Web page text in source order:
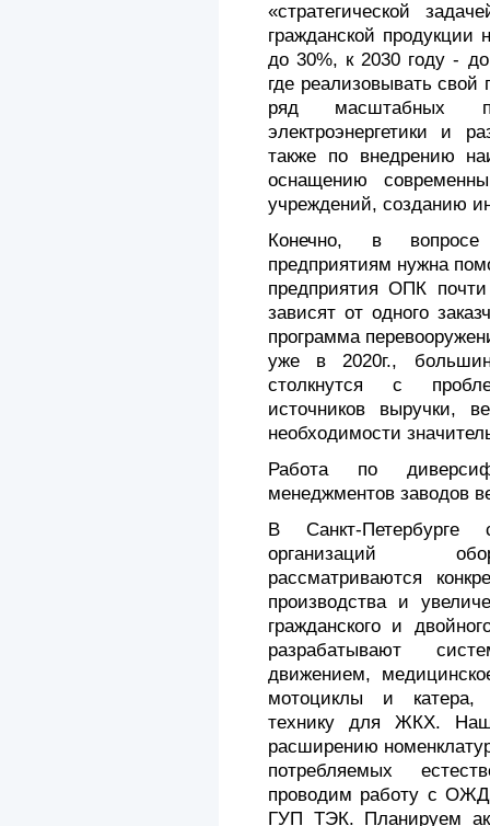
«стратегической
гражданской продукции
до 30%, к 2030 году -
где реализовывать свой
ряд масштабных
электроэнергетики и
также по внедрению
оснащению
учреждений, созданию
Конечно, в вопросе
предприятиям нужна
предприятия ОПК
зависят от одного
программа
уже в 2020г.,
столкнутся с
источников выручки,
необходимости
Работа по
менеджментов заводов
В Санкт-
организаций
рассматриваются
производства и
гражданского и
разрабатывают
движением,
мотоциклы и катера,
технику для ЖКХ.
расширению
потребляемых
проводим работу с
ГУП ТЭК. Планируем